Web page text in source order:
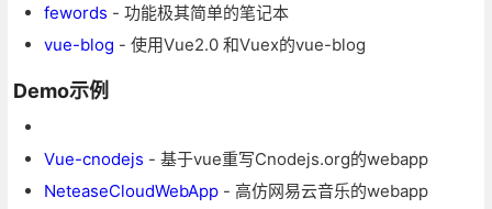
fewords - 功能极其简单的笔记本
vue-blog - 使用Vue2.0 和Vuex的vue-blog
Demo示例
Vue-cnodejs - 基于vue重写Cnodejs.org的webapp
NeteaseCloudWebApp- 高仿网易云音乐的webapp